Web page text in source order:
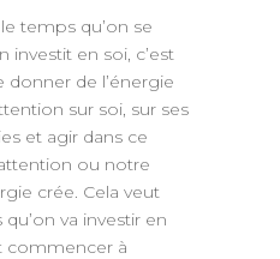
temps qu’on se
investit en soi, c’est
donner de l’énergie
sur soi, sur ses
et agir dans ce
ou notre
crée. Cela veut
va investir en
commencer à